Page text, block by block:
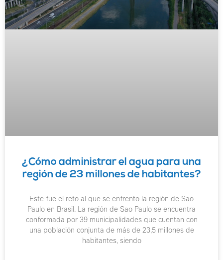
¿Cómo administrar el agua para una
región de 23 millones de habitantes?
Este fue el reto al que se enfrento la región de Sao
Paulo en Brasil. La región de Sao Paulo se encuentra
conformada por 39 municipalidades que cuentan con
una población conjunta de más de 23,5 millones de
habitantes, siendo